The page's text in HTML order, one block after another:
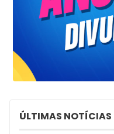
ÚLTIMAS NOTÍCIAS